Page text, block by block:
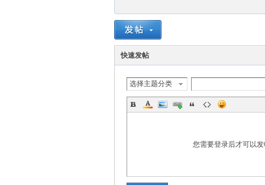
快速发帖
选择主题分类
您需要登录后才可以